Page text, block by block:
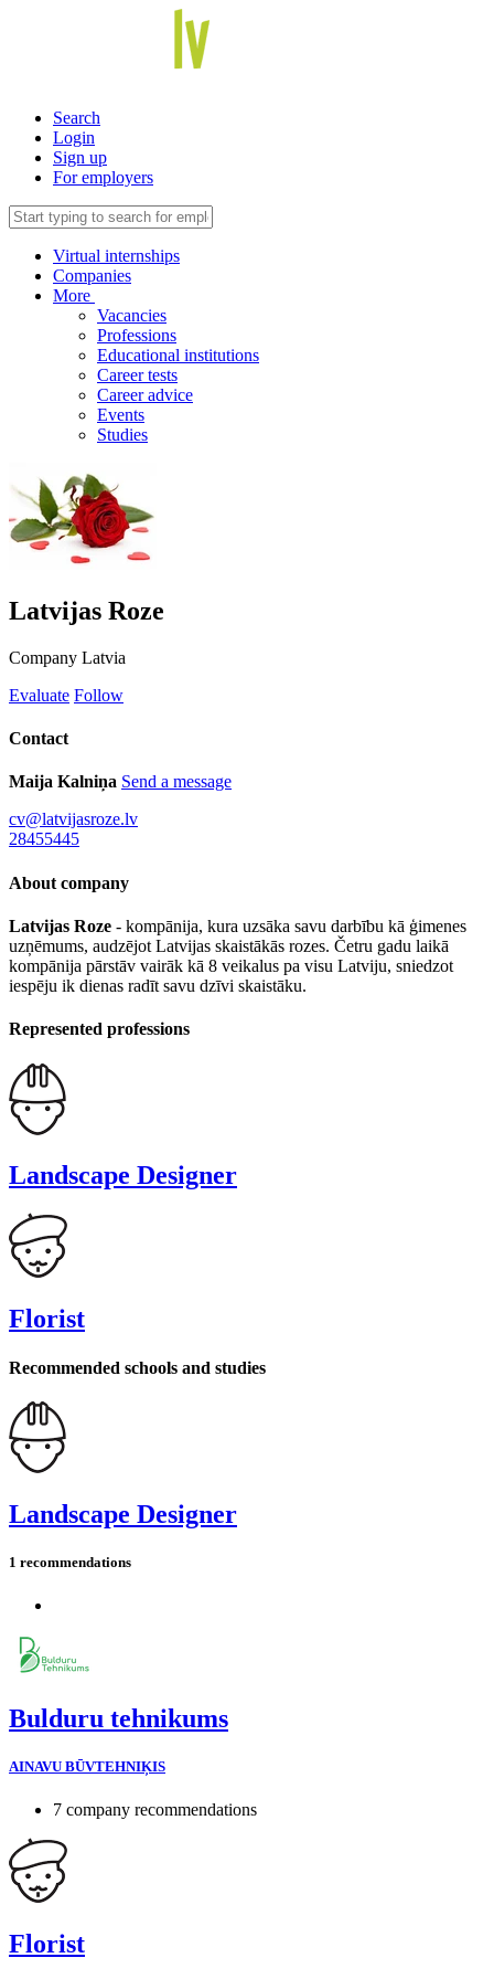
Search
Login
Sign up
For employers
Virtual internships
Companies
More
Vacancies
Professions
Educational institutions
Career tests
Career advice
Events
Studies
Latvijas Roze
Company Latvia
Evaluate Follow
Contact
Maija Kalniņa Send a message
cv@latvijasroze.lv
28455445
About company
Latvijas Roze - kompānija, kura uzsāka savu darbību kā ģimenes
uzņēmums, audzējot Latvijas skaistākās rozes. Četru gadu laikā
kompānija pārstāv vairāk kā 8 veikalus pa visu Latviju, sniedzot
iespēju ik dienas radīt savu dzīvi skaistāku.
Represented professions
Landscape Designer
Florist
Recommended schools and studies
Landscape Designer
1 recommendations
Bulduru tehnikums
AINAVU BŪVTEHNIĶIS
7 company recommendations
Florist